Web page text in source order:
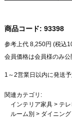
商品コード: 93398
参考上代 8,250円 (税込
会員価格は会員様のみ公
1～2営業日以内に発送予
関連カテゴリ:
インテリア家具> テ
ルーム別 > ダイニン